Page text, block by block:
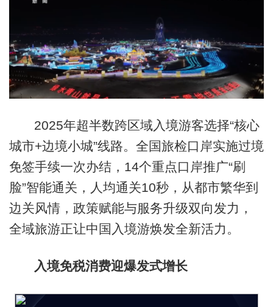
2025年超半数跨区域入境游客选择“核心
城市+边境小城”线路。全国旅检口岸实施过境
免签手续一次办结，14个重点口岸推广“刷
脸”智能通关，人均通关10秒，从都市繁华到
边关风情，政策赋能与服务升级双向发力，
全域旅游正让中国入境游焕发全新活力。
入境免税消费迎爆发式增长